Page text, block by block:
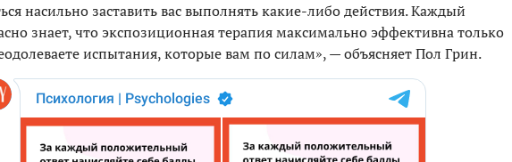
насильно заставить вас выполнять какие-либо действия. Каждый
знает, что экспозиционная терапия максимально эффективна только
испытания, которые вам по силам», — объясняет Пол Грин.